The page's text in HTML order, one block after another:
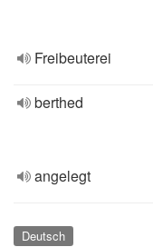
Freibeuterei
berthed
angelegt
Deutsch